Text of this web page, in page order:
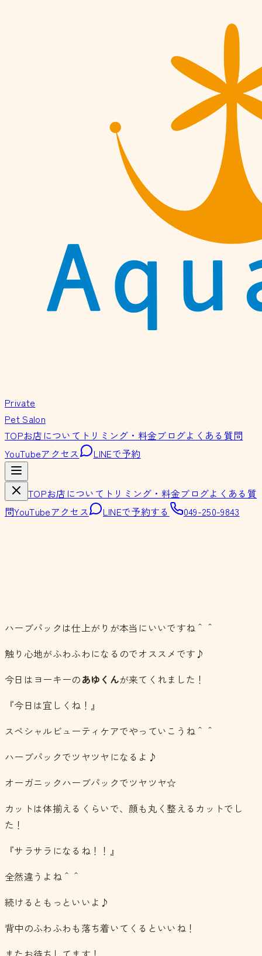
Private
Pet Salon
TOPお店について トリミング・料金ブログよくある質問
YouTubeアクセス LINEで予約
TOPお店について トリミング・料金ブログよくある質
問YouTubeアクセス LINEで予約する 049-250-9843
ハーブパックは仕上がりが本当にいいですね＾＾
触り心地がふわふわになるのでオススメです♪
今日はヨーキーのあゆくんが来てくれました！
『今日は宜しくね！』
スペシャルビューティケアでやっていこうね＾＾
ハーブパックでツヤツヤになるよ♪
オーガニックハーブパックでツヤツヤ☆
カットは体揃えるくらいで、顔も丸く整えるカットでし
た！
『サラサラになるね！！』
全然違うよね＾＾
続けるともっといいよ♪
背中のふわふわも落ち着いてくるといいね！